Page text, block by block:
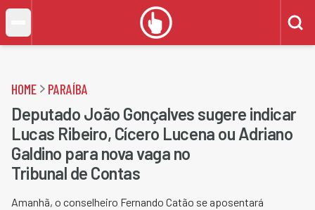
HOME PARAÍBA
Deputado João Gonçalves sugere indicar
Lucas Ribeiro, Cícero Lucena ou Adriano
Galdino para nova vaga no
Tribunal de Contas
Amanhã, o conselheiro Fernando Catão se aposentará